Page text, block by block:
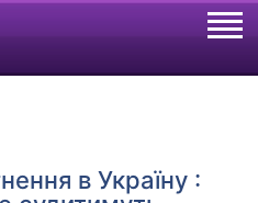
в Україну :